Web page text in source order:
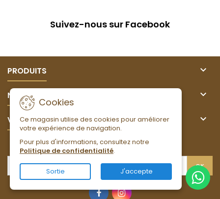
Suivez-nous sur Facebook
PRODUITS 
NOTRE SOCIÉTÉ 
VOTRE COMPTE 
Cookies
Ce magasin utilise des cookies pour améliorer
votre expérience de navigation.
Pour plus d'informations, consultez notre
Politique de confidentialité.
Sortie J'accepte
LETTRE D'INFORMATIONS
FacebookInstagram